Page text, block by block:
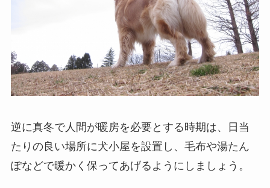
逆に真冬で人間が暖房を必要とする時期は、日当
たりの良い場所に犬小屋を設置し、毛布や湯たん
ぽなどで暖かく保ってあげるようにしましょう。